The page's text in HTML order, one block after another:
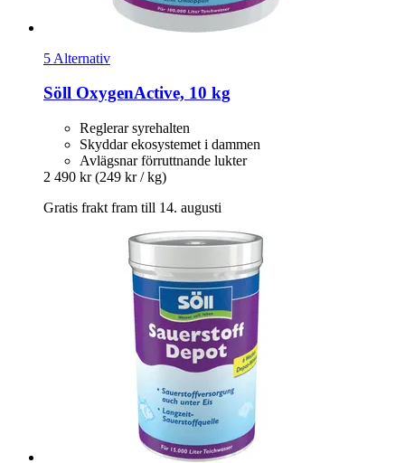
5 Alternativ
Söll OxygenActive, 10 kg
Reglerar syrehalten
Skyddar ekosystemet i dammen
Avlägsnar förruttnande lukter
2 490 kr (249 kr / kg)
Gratis frakt fram till 14. augusti